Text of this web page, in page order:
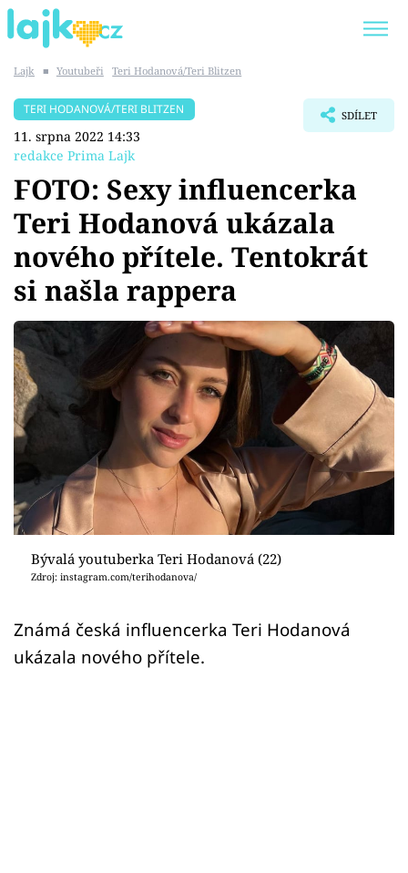
SHOPAHOLICADEL
CLASH OF THE STARS
Témata
Showbyznys
Youtubeři
Virály
Sex a vztahy
Sledujte prima+
Přihlášení
Sledujte nás
Lajk ■ Youtubeři Teri Hodanová/Teri Blitzen
TERI HODANOVÁ/TERI BLITZEN
11. srpna 2022 14:33
redakce Prima Lajk
SDÍLET
FOTO: Sexy influencerka
Teri Hodanová ukázala
nového přítele. Tentokrát
si našla rappera
Bývalá youtuberka Teri Hodanová (22)
Zdroj: instagram.com/terihodanova/
Známá česká influencerka Teri Hodanová
ukázala nového přítele.